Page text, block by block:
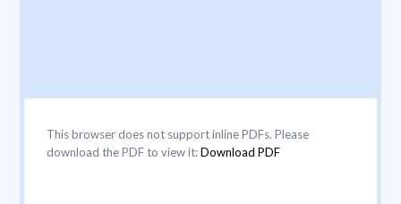
This browser does not support inline PDFs. Please
download the PDF to view it:Download PDF